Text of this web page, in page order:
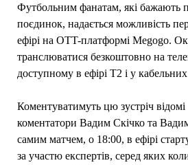
Футбольним фанатам, які бажають
поєдинок, надається можливість
ефірі на OTT-платформі Megogo.
транслюватися безкоштовно на
доступному в ефірі Т2 і у
Коментуватимуть цю зустріч відомі
коментатори Вадим Скічко та
самим матчем, о 18:00, в ефірі
за участю експертів, серед яких